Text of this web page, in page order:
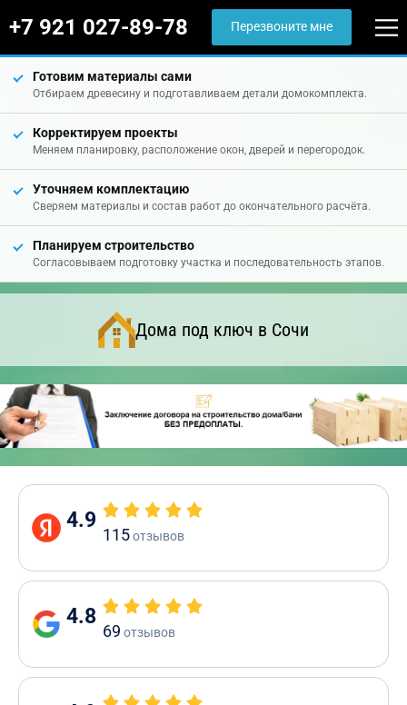
+7 921 027-89-78 Перезвоните мне
Готовим материалы сами
Отбираем древесину и подготавливаем детали домокомплекта.
Корректируем проекты
Меняем планировку, расположение окон, дверей и перегородок.
Уточняем комплектацию
Сверяем материалы и состав работ до окончательного расчёта.
Планируем строительство
Согласовываем подготовку участка и последовательность этапов.
Дома под ключ в Сочи
4.9
115отзывов
4.8
69 отзывов